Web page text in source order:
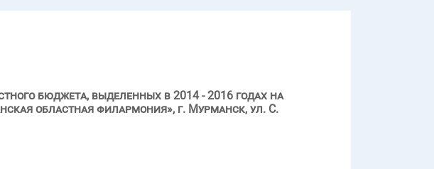
бюджета, выделенных в 2014 - 2016 годах на
областная филармония», г. Мурманск, ул. С.